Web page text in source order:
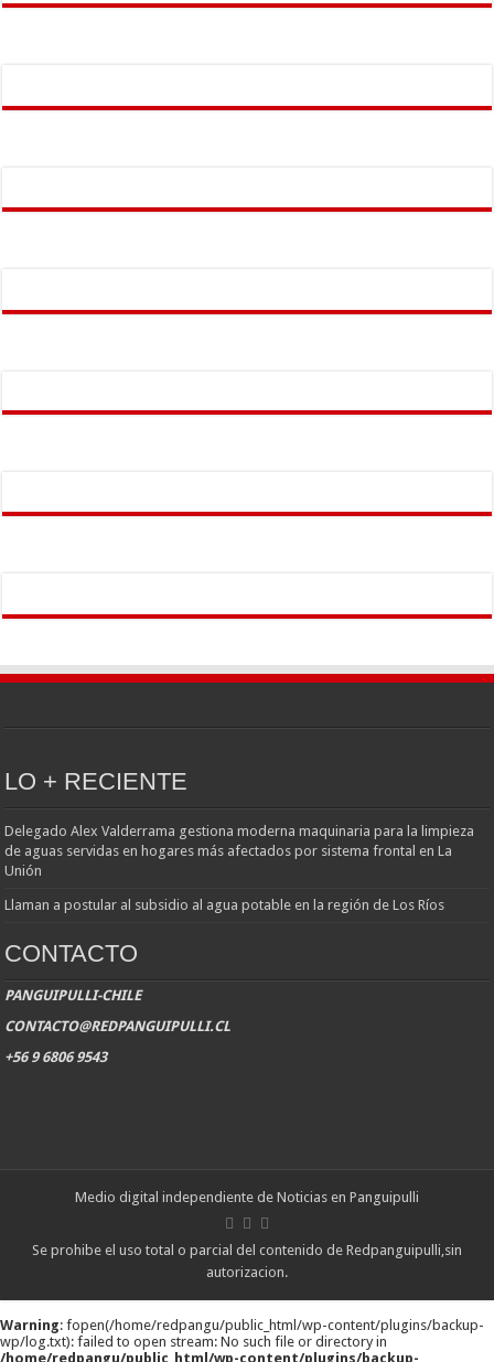
LO + RECIENTE
Delegado Alex Valderrama gestiona moderna maquinaria para la limpieza
de aguas servidas en hogares más afectados por sistema frontal en La
Unión
Llaman a postular al subsidio al agua potable en la región de Los Ríos
CONTACTO
PANGUIPULLI-CHILE
CONTACTO@REDPANGUIPULLI.CL
+56 9 6806 9543
Medio digital independiente de Noticias en Panguipulli
Se prohibe el uso total o parcial del contenido de Redpanguipulli,sin
autorizacion.
Warning: fopen(/home/redpangu/public_html/wp-content/plugins/backup-
wp/log.txt): failed to open stream: No such file or directory in
/home/redpangu/public_html/wp-content/plugins/backup-